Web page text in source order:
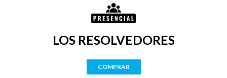
LOS RESOLVEDORES
COMPRAR